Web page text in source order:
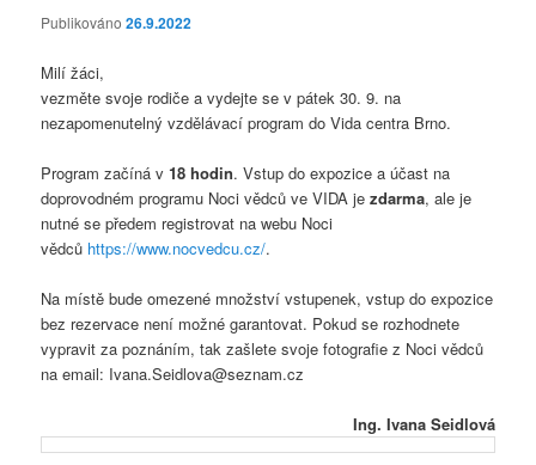
Publikováno26.9.2022
Milí žáci,
vezměte svoje rodiče a vydejte se v pátek 30. 9. na
nezapomenutelný vzdělávací program do Vida centra Brno.
Program začíná v18 hodin. Vstup do expozice a účast na
doprovodném programu Noci vědců ve VIDA jezdarma, ale je
nutné se předem registrovat na webu Noci
vědců https://www.nocvedcu.cz/.
Na místě bude omezené množství vstupenek, vstup do expozice
bez rezervace není možné garantovat. Pokud se rozhodnete
vypravit za poznáním, tak zašlete svoje fotografie z Noci vědců
na email: Ivana.Seidlova@seznam.cz
Ing. Ivana Seidlová